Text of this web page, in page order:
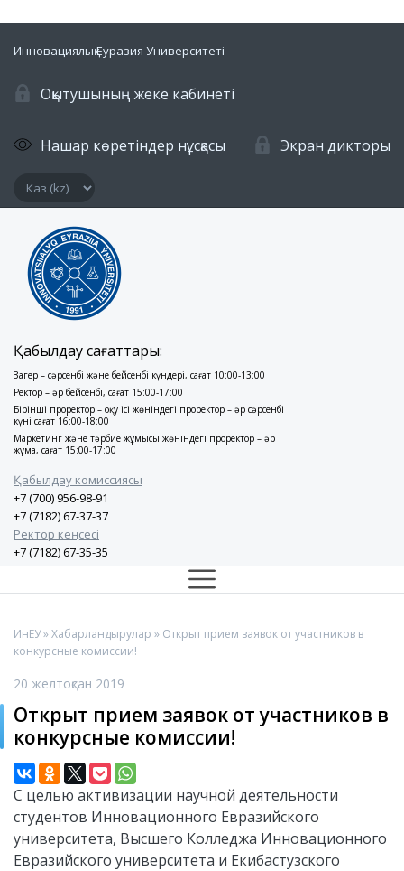
Инновациялық Еуразия Университеті
Оқытушының жеке кабинеті
Нашар көретіндер нұсқасы Экран дикторы
Қабылдау сағаттары:
Заңгер – сәрсенбі және бейсенбі күндері, сағат 10:00-13:00
Ректор – әр бейсенбі, сағат 15:00-17:00
Бірінші проректор – оқу ісі жөніндегі проректор – әр сәрсенбі
күні сағат 16:00-18:00
Маркетинг және тәрбие жұмысы жөніндегі проректор – әр
жұма, сағат 15:00-17:00
Қабылдау комиссиясы
+7 (700) 956-98-91
+7 (7182) 67-37-37
Ректор кеңсесі
+7 (7182) 67-35-35
ИнЕУ»Хабарландырулар » Открыт прием заявок от участников в
конкурсные комиссии!
20 желтоқсан 2019
Открыт прием заявок от участников в
конкурсные комиссии!
С целью активизации научной деятельности
студентов Инновационного Евразийского
университета, Высшего Колледжа Инновационного
Евразийского университета и Екибастузского